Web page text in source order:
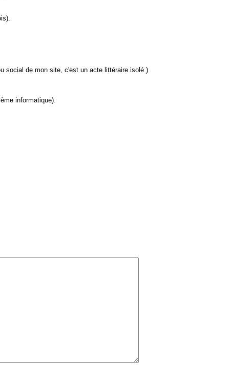
social de mon site, c'est un acte littéraire isolé )
informatique).